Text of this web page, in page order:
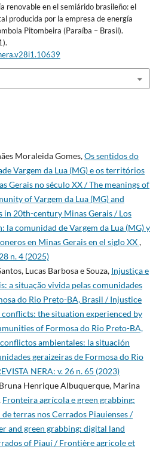
renovable en el semiárido brasileño: el
producida por la empresa de energía
Pitombeira (Paraíba – Brasil).
Moraleida Gomes,Os sentidos do
Vargem da Lua (MG) e os territórios
Gerais no século XX / The meanings of
of Vargem da Lua (MG) and
20th-century Minas Gerais / Los
la comunidad de Vargem da Lua (MG) y
en Minas Gerais en el siglo XX,
n. 4 (2025)
Lucas Barbosa e Souza, Injustiça e
a situação vivida pelas comunidades
do Rio Preto-BA, Brasil / Injustice
the situation experienced by
of Formosa do Rio Preto-BA,
ambientales: la situación
geraizeiras de Formosa do Rio
NERA: v. 26 n. 65 (2023)
Henrique Albuquerque, Marina
Fronteira agrícola e green grabbing:
terras nos Cerrados Piauienses /
and green grabbing: digital land
of Piauí / Frontière agricole et